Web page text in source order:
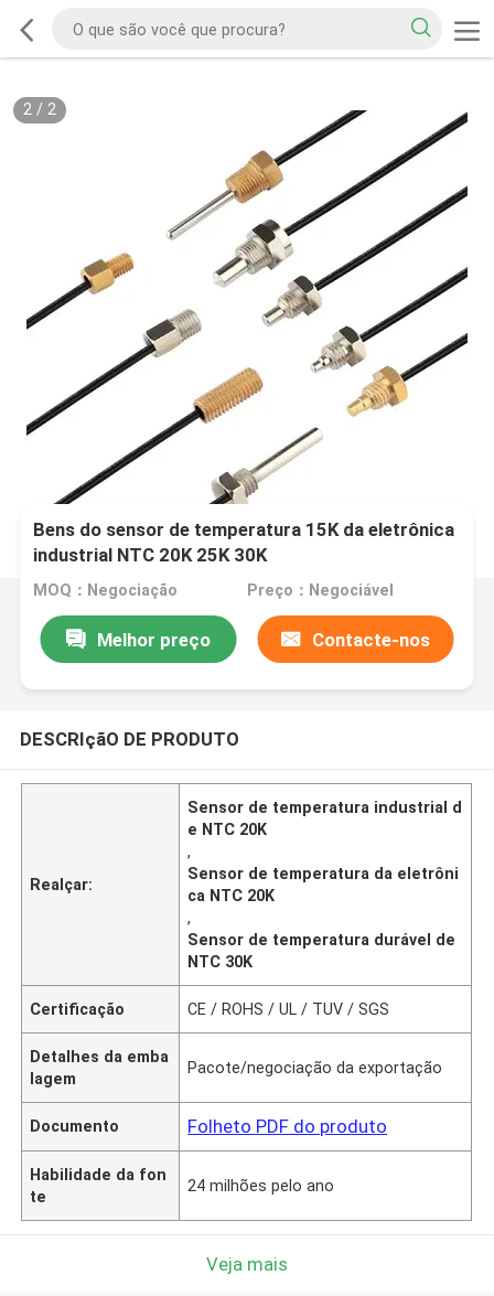
2/ 2
Bens do sensor de temperatura 15K da eletrônica
industrial NTC 20K 25K 30K
MOQ：Negociação Preço：Negociável
Melhor preço Contacte-nos
DESCRIçãO DE PRODUTO
Realçar:
Sensor de temperatura industrial d
e NTC 20K
,
Sensor de temperatura da eletrôni
ca NTC 20K
,
Sensor de temperatura durável de
NTC 30K
Certificação CE / ROHS / UL / TUV / SGS
Detalhes da emba
lagem
Pacote/negociação da exportação
Documento Folheto PDF do produto
Habilidade da fon
te
24 milhões pelo ano
Veja mais